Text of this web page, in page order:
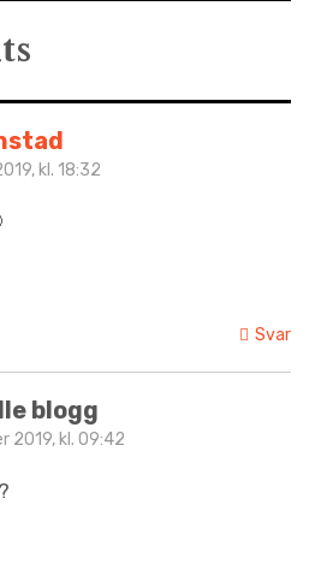
kl. 18:32
Svar
blogg
2019, kl. 09:42